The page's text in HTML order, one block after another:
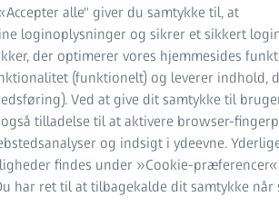
alle" giver du samtykke til, at
loginoplysninger og sikrer et sikkert
der optimerer vores hjemmesides
(funktionelt) og leverer indhold,
Ved at give dit samtykke til
tilladelse til at aktivere browser-
og indsigt i ydeevne.
findes under »Cookie-
har ret til at tilbagekalde dit samtykke når